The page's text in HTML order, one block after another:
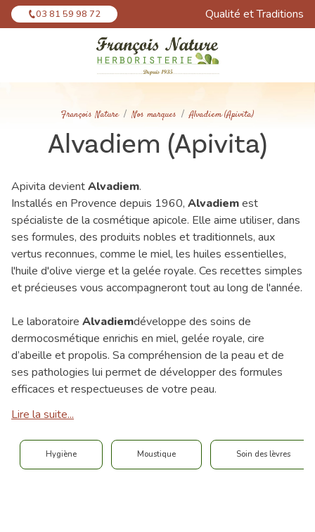
03 81 59 98 72 Qualité et Traditions
François Nature Nos marques Alvadiem (Apivita)
Alvadiem (Apivita)
Apivita devientAlvadiem.
Installés en Provence depuis 1960, Alvadiemest
spécialiste de la cosmétique apicole. Elle aime utiliser, dans
ses formules, des produits nobles et traditionnels, aux
vertus reconnues, comme le miel, les huiles essentielles,
l'huile d'olive vierge et la gelée royale. Ces recettes simples
et précieuses vous accompagneront tout au long de l'année.
Le laboratoire Alvadiemdéveloppe des soins de
dermocosmétique enrichis en miel, gelée royale, cire
d’abeille et propolis. Sa compréhension de la peau et de
ses pathologies lui permet de développer des formules
efficaces et respectueuses de votre peau.
Lire la suite...
Hygiène Moustique Soin des lèvres
Panneau de gestion des cookies